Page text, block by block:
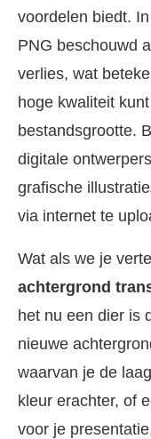
voordelen biedt.
PNG beschouwd
verlies, wat
hoge kwaliteit
bestandsgrootte.
digitale
grafische
via internet te
Wat als we je
achtergrond
het nu een dier is
nieuwe
waarvan je de
kleur erachter, of
voor je